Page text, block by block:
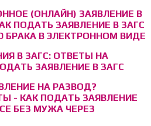
(ОНЛАЙН) ЗАЯВЛЕНИЕ В
ПОДАТЬ ЗАЯВЛЕНИЕ В ЗАГС
БРАКА В ЭЛЕКТРОННОМ ВИДЕ
В ЗАГС: ОТВЕТЫ НА
ЗАЯВЛЕНИЕ В ЗАГС
НА РАЗВОД?
- КАК ПОДАТЬ ЗАЯВЛЕНИЕ
БЕЗ МУЖА ЧЕРЕЗ